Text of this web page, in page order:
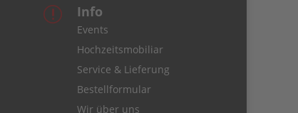
r Info
Events
Hochzeitsmobiliar
Service & Lieferung
Bestellformular
Wir über uns